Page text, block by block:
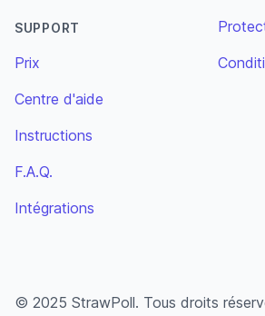
SUPPORT
Prix
Centre d'aide
Instructions
F.A.Q.
Intégrations
© 2025 StrawPoll. Tous droits